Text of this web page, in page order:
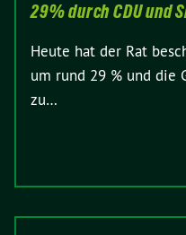
29% durch CDU und
Heute hat der Rat
um rund 29 % und die
zu…